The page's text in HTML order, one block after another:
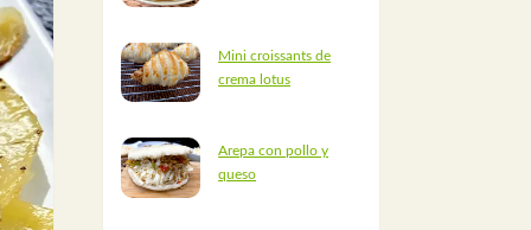
Mini croissants de
crema lotus
Arepa con pollo y
queso